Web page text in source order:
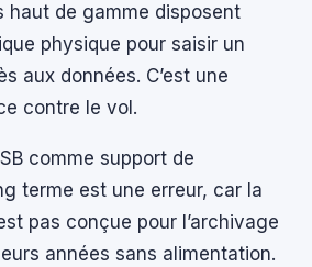
haut de gamme disposent
physique pour saisir un
aux données. C’est une
contre le vol.
comme support de
terme est une erreur, car la
pas conçue pour l’archivage
années sans alimentation.